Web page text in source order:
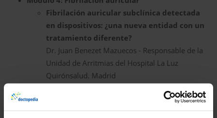
Fibrilación auricular subclínica detectada
en dispositivos: ¿una nueva entidad con un
tratamiento diferente?
Dr. Juan Benezet Mazuecos - Responsable de la
Unidad de Arritmias del Hospital La Luz
Quirónsalud. Madrid